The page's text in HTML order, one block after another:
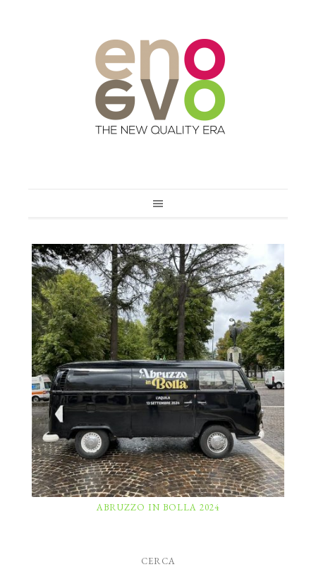
ABRUZZO IN BOLLA 2024
CERCA